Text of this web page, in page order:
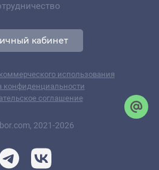
кабинет
использования
конфиденциальности
соглашение
2021-2026